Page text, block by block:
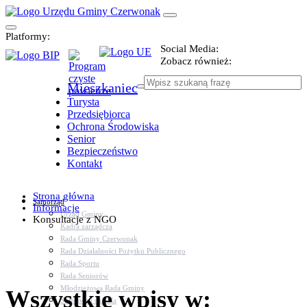
Platformy:
Social Media:
Zobacz również:
Mieszkaniec
Turysta
Przedsiębiorca
Ochrona Środowiska
Senior
Bezpieczeństwo
Kontakt
Samorząd
Urząd Gminy
Kadra zarządcza
Rada Gminy Czerwonak
Rada Działalności Pożytku Publicznego
Rada Sportu
Rada Seniorów
Młodzieżowa Rada Gminy
Sołectwa i osiedla
Strona główna
Informacje
Konsultacje z NGO
Wszystkie wpisy w: